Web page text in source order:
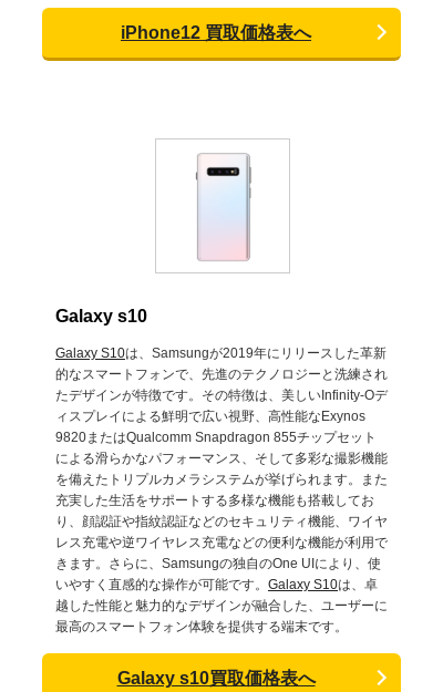
iPhone12 買取価格表へ
Galaxy s10
Galaxy S10は、Samsungが2019年にリリースした革新
的なスマートフォンで、先進のテクノロジーと洗練され
たデザインが特徴です。その特徴は、美しいInfinity-Oデ
ィスプレイによる鮮明で広い視野、高性能なExynos
9820またはQualcomm Snapdragon 855チップセット
による滑らかなパフォーマンス、そして多彩な撮影機能
を備えたトリプルカメラシステムが挙げられます。また
充実した生活をサポートする多様な機能も搭載してお
り、顔認証や指紋認証などのセキュリティ機能、ワイヤ
レス充電や逆ワイヤレス充電などの便利な機能が利用で
きます。さらに、Samsungの独自のOne UIにより、使
いやすく直感的な操作が可能です。 Galaxy S10は、卓
越した性能と魅力的なデザインが融合した、ユーザーに
最高のスマートフォン体験を提供する端末です。
Galaxy s10買取価格表へ